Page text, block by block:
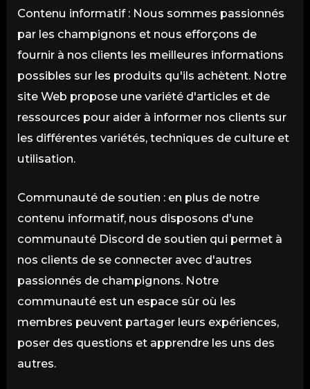
Contenu informatif : Nous sommes passionnés
par les champignons et nous efforçons de
fournir à nos clients les meilleures informations
possibles sur les produits qu'ils achètent. Notre
site Web propose une variété d'articles et de
ressources pour aider à informer nos clients sur
les différentes variétés, techniques de culture et
utilisation.
Communauté de soutien : en plus de notre
contenu informatif, nous disposons d'une
communauté Discord de soutien qui permet à
nos clients de se connecter avec d'autres
passionnés de champignons. Notre
communauté est un espace sûr où les
membres peuvent partager leurs expériences,
poser des questions et apprendre les uns des
autres.